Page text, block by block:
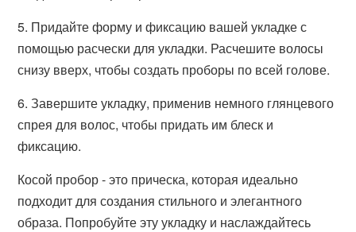
5. Придайте форму и фиксацию вашей укладке с
помощью расчески для укладки. Расчешите волосы
снизу вверх, чтобы создать проборы по всей голове.
6. Завершите укладку, применив немного глянцевого
спрея для волос, чтобы придать им блеск и
фиксацию.
Косой пробор - это прическа, которая идеально
подходит для создания стильного и элегантного
образа. Попробуйте эту укладку и наслаждайтесь